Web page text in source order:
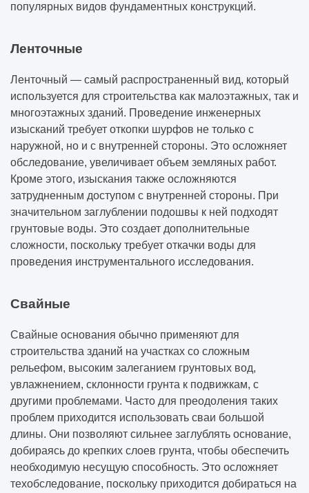
популярных видов фундаментных конструкций.
Ленточные
Ленточный — самый распространенный вид, который
используется для строительства как малоэтажных, так и
многоэтажных зданий. Проведение инженерных
изысканий требует откопки шурфов не только с
наружной, но и с внутренней стороны. Это осложняет
обследование, увеличивает объем земляных работ.
Кроме этого, изыскания также осложняются
затрудненным доступом с внутренней стороны. При
значительном заглублении подошвы к ней подходят
грунтовые воды. Это создает дополнительные
сложности, поскольку требует откачки воды для
проведения инструментального исследования.
Свайные
Свайные основания обычно применяют для
строительства зданий на участках со сложным
рельефом, высоким залеганием грунтовых вод,
увлажнением, склонности грунта к подвижкам, с
другими проблемами. Часто для преодоления таких
проблем приходится использовать сваи большой
длины. Они позволяют сильнее заглублять основание,
добираясь до крепких слоев грунта, чтобы обеспечить
необходимую несущую способность. Это осложняет
техобследование, поскольку приходится добираться на